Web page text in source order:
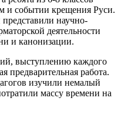
и событии крещения Руси.
научно-
деятельности
и канонизации.
выступлению каждого
предварительная работа.
изучили немалый
массу времени на